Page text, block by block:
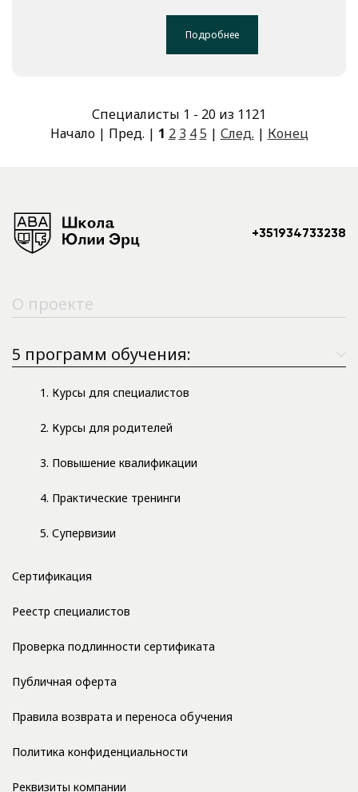
Подробнее
Специалисты 1 - 20 из 1121
Начало | Пред. | 1 2 3 4 5 | След. | Конец
+351934733238
О проекте
5 программ обучения:
1. Курсы для специалистов
2. Курсы для родителей
3. Повышение квалификации
4. Практические тренинги
5. Супервизии
Сертификация
Реестр специалистов
Проверка подлинности сертификата
Публичная оферта
Правила возврата и переноса обучения
Политика конфиденциальности
Реквизиты компании